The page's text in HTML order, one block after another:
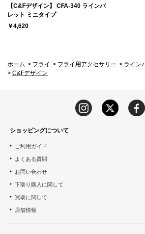
【C&Fデザイン】 CFA-340 ラインパ
レット ミニタイプ
￥4,620
ホーム > フライ > フライ用アクセサリー > ライン
> C&Fデザイン
ショッピングについて
ご利用ガイド
よくある質問
お問い合わせ
下取り購入に関して
買取に関して
店舗情報